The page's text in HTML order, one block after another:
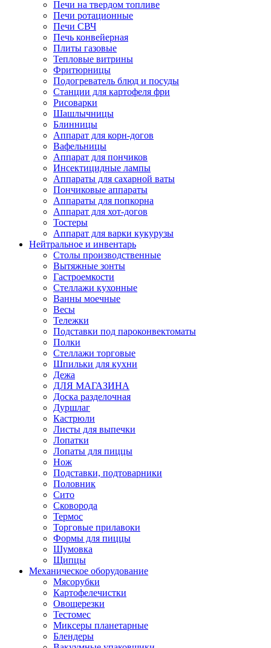
Печи на твердом топливе
Печи ротационные
Печи СВЧ
Печь конвейерная
Плиты газовые
Тепловые витрины
Фритюрницы
Подогреватель блюд и посуды
Станции для картофеля фри
Рисоварки
Шашлычницы
Блинницы
Аппарат для корн-догов
Вафельницы
Аппарат для пончиков
Инсектицидные лампы
Аппараты для сахарной ваты
Пончиковые аппараты
Аппараты для попкорна
Аппарат для хот-догов
Тостеры
Аппарат для варки кукурузы
Нейтральное и инвентарь
Столы производственные
Вытяжные зонты
Гастроемкости
Стеллажи кухонные
Ванны моечные
Весы
Тележки
Подставки под пароконвектоматы
Полки
Стеллажи торговые
Шпильки для кухни
Дежа
ДЛЯ МАГАЗИНА
Доска разделочная
Дуршлаг
Кастрюли
Листы для выпечки
Лопатки
Лопаты для пиццы
Нож
Подставки, подтоварники
Половник
Сито
Сковорода
Термос
Торговые прилавоки
Формы для пиццы
Шумовка
Щипцы
Механическое оборудование
Мясорубки
Картофелечистки
Овощерезки
Тестомес
Миксеры планетарные
Блендеры